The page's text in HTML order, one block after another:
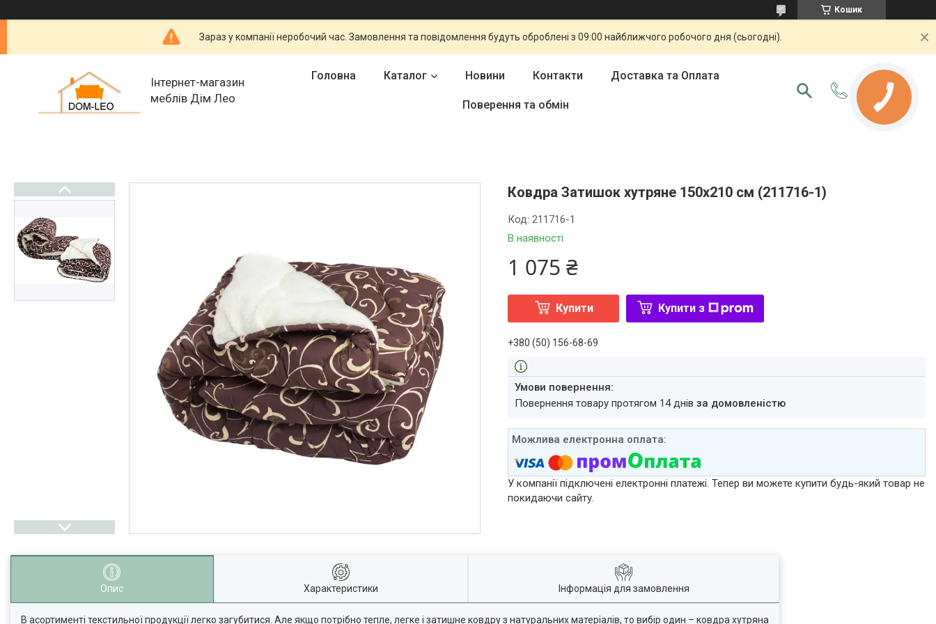
Кошик
Зараз у компанії неробочий час. Замовлення та повідомлення будуть оброблені з 09:00 найближчого робочого дня (сьогодні).
Інтернет-магазин
меблів Дім Лео
Головна Каталог Новини Контакти Доставка та Оплата
Поверення та обмін
Ковдра Затишок хутряне 150х210 см (211716-1)
В наявності
Код:211716-1
1 075 ₴
Купити Купити з
+380 (50) 156-68-69
повернення товару протягом 14 днівза домовленістю
У компанії підключені електронні платежі. Тепер ви можете купити будь-який товар не
покидаючи сайту.
Опис Характеристики Інформація для замовлення
В асортименті текстильної продукції легко загубитися. Але якщо потрібно тепле, легке і затишне ковдру з натуральних матеріалів, то вибір один – ковдра хутряна
КНОПКА
ЗВ'ЯЗКУ